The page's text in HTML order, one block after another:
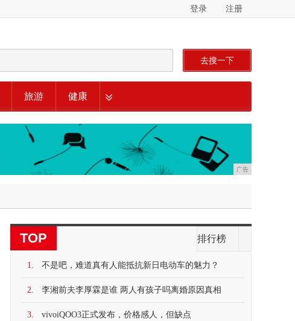
登录 注册
去搜一下
旅游 健康
广告
TOP 排行榜
1. 不是吧，难道真有人能抵抗新日电动车的魅力？
2. 李湘前夫李厚霖是谁 两人有孩子吗离婚原因真相
3. vivoiQOO3正式发布，价格感人，但缺点